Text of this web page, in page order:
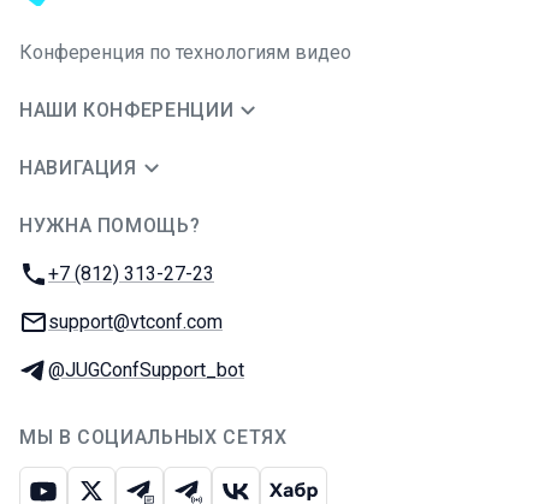
Конференция по технологиям видео
НАШИ КОНФЕРЕНЦИИ
НАВИГАЦИЯ
НУЖНА ПОМОЩЬ?
Телефон:
+7 (812) 313-27-23
E-mail:
support@vtconf.com
Телеграм:
@JUGConfSupport_bot
МЫ В СОЦИАЛЬНЫХ СЕТЯХ